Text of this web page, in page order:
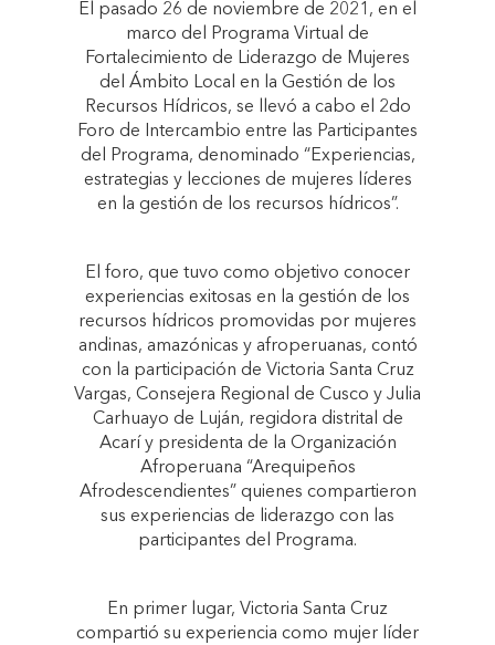
El pasado 26 de noviembre de 2021, en el
marco del Programa Virtual de
Fortalecimiento de Liderazgo de Mujeres
del Ámbito Local en la Gestión de los
Recursos Hídricos, se llevó a cabo el 2do
Foro de Intercambio entre las Participantes
del Programa, denominado “Experiencias,
estrategias y lecciones de mujeres líderes
en la gestión de los recursos hídricos”.
El foro, que tuvo como objetivo conocer
experiencias exitosas en la gestión de los
recursos hídricos promovidas por mujeres
andinas, amazónicas y afroperuanas, contó
con la participación de Victoria Santa Cruz
Vargas, Consejera Regional de Cusco y Julia
Carhuayo de Luján, regidora distrital de
Acarí y presidenta de la Organización
Afroperuana “Arequipeños
Afrodescendientes” quienes compartieron
sus experiencias de liderazgo con las
participantes del Programa.
En primer lugar, Victoria Santa Cruz
compartió su experiencia como mujer líder